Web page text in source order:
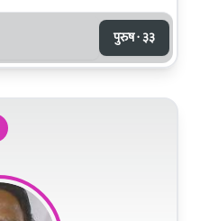
पुरुष · ३३